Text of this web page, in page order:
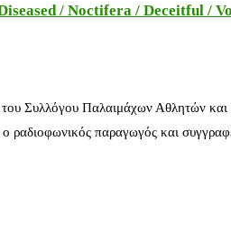
/ Noctifera / Deceitful /
του Συλλόγου Παλαιμάχων Αθλητών
παραγωγός και